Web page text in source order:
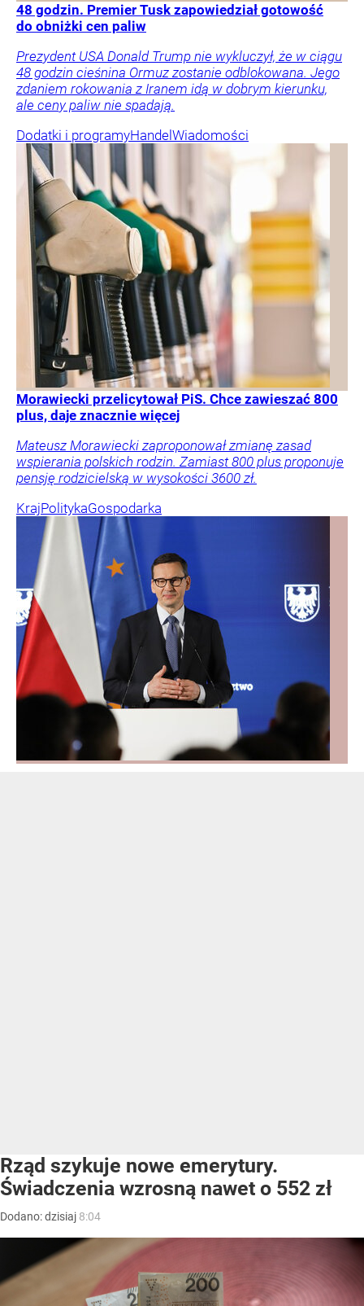
48 godzin. Premier Tusk zapowiedział gotowość
do obniżki cen paliw
Prezydent USA Donald Trump nie wykluczył, że w ciągu
48 godzin cieśnina Ormuz zostanie odblokowana. Jego
zdaniem rokowania z Iranem idą w dobrym kierunku,
ale ceny paliw nie spadają.
Dodatki i programyHandelWiadomości
Morawiecki przelicytował PiS. Chce zawieszać 800
plus, daje znacznie więcej
Mateusz Morawiecki zaproponował zmianę zasad
wspierania polskich rodzin. Zamiast 800 plus proponuje
pensję rodzicielską w wysokości 3600 zł.
KrajPolitykaGospodarka
Rząd szykuje nowe emerytury.
Świadczenia wzrosną nawet o 552 zł
Dodano:dzisiaj 8:04